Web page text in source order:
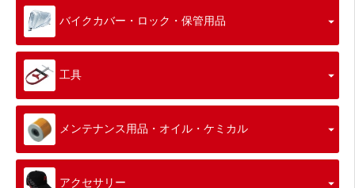
バイクカバー・ロック・保管用品
工具
メンテナンス用品・オイル・ケミカル
アクセサリー